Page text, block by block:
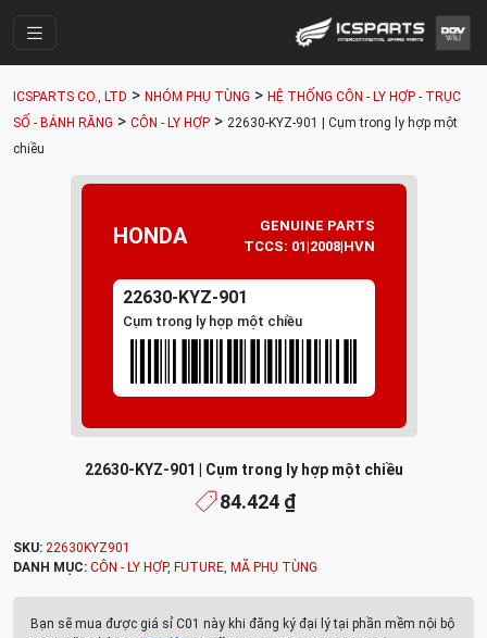
Cửa Hàng
Nhóm Phụ Tùng
Tài khoản
ICSPARTS CO., LTD > NHÓM PHỤ TÙNG > HỆ THỐNG CÔN - LY HỢP - TRỤC
SỐ - BÁNH RĂNG > CÔN - LY HỢP > 22630-KYZ-901 | Cụm trong ly hợp một
chiều
HONDA
GENUINE PARTS
TCCS: 01|2008|HVN
22630-KYZ-901
Cụm trong ly hợp một chiều
22630-KYZ-901 | Cụm trong ly hợp một chiều
84.424 ₫
SKU: 22630KYZ901
DANH MỤC: CÔN - LY HỢP, FUTURE, MÃ PHỤ TÙNG
Bạn sẽ mua được giá sỉ C01 này khi đăng ký đại lý tại phần mềm nội bộ